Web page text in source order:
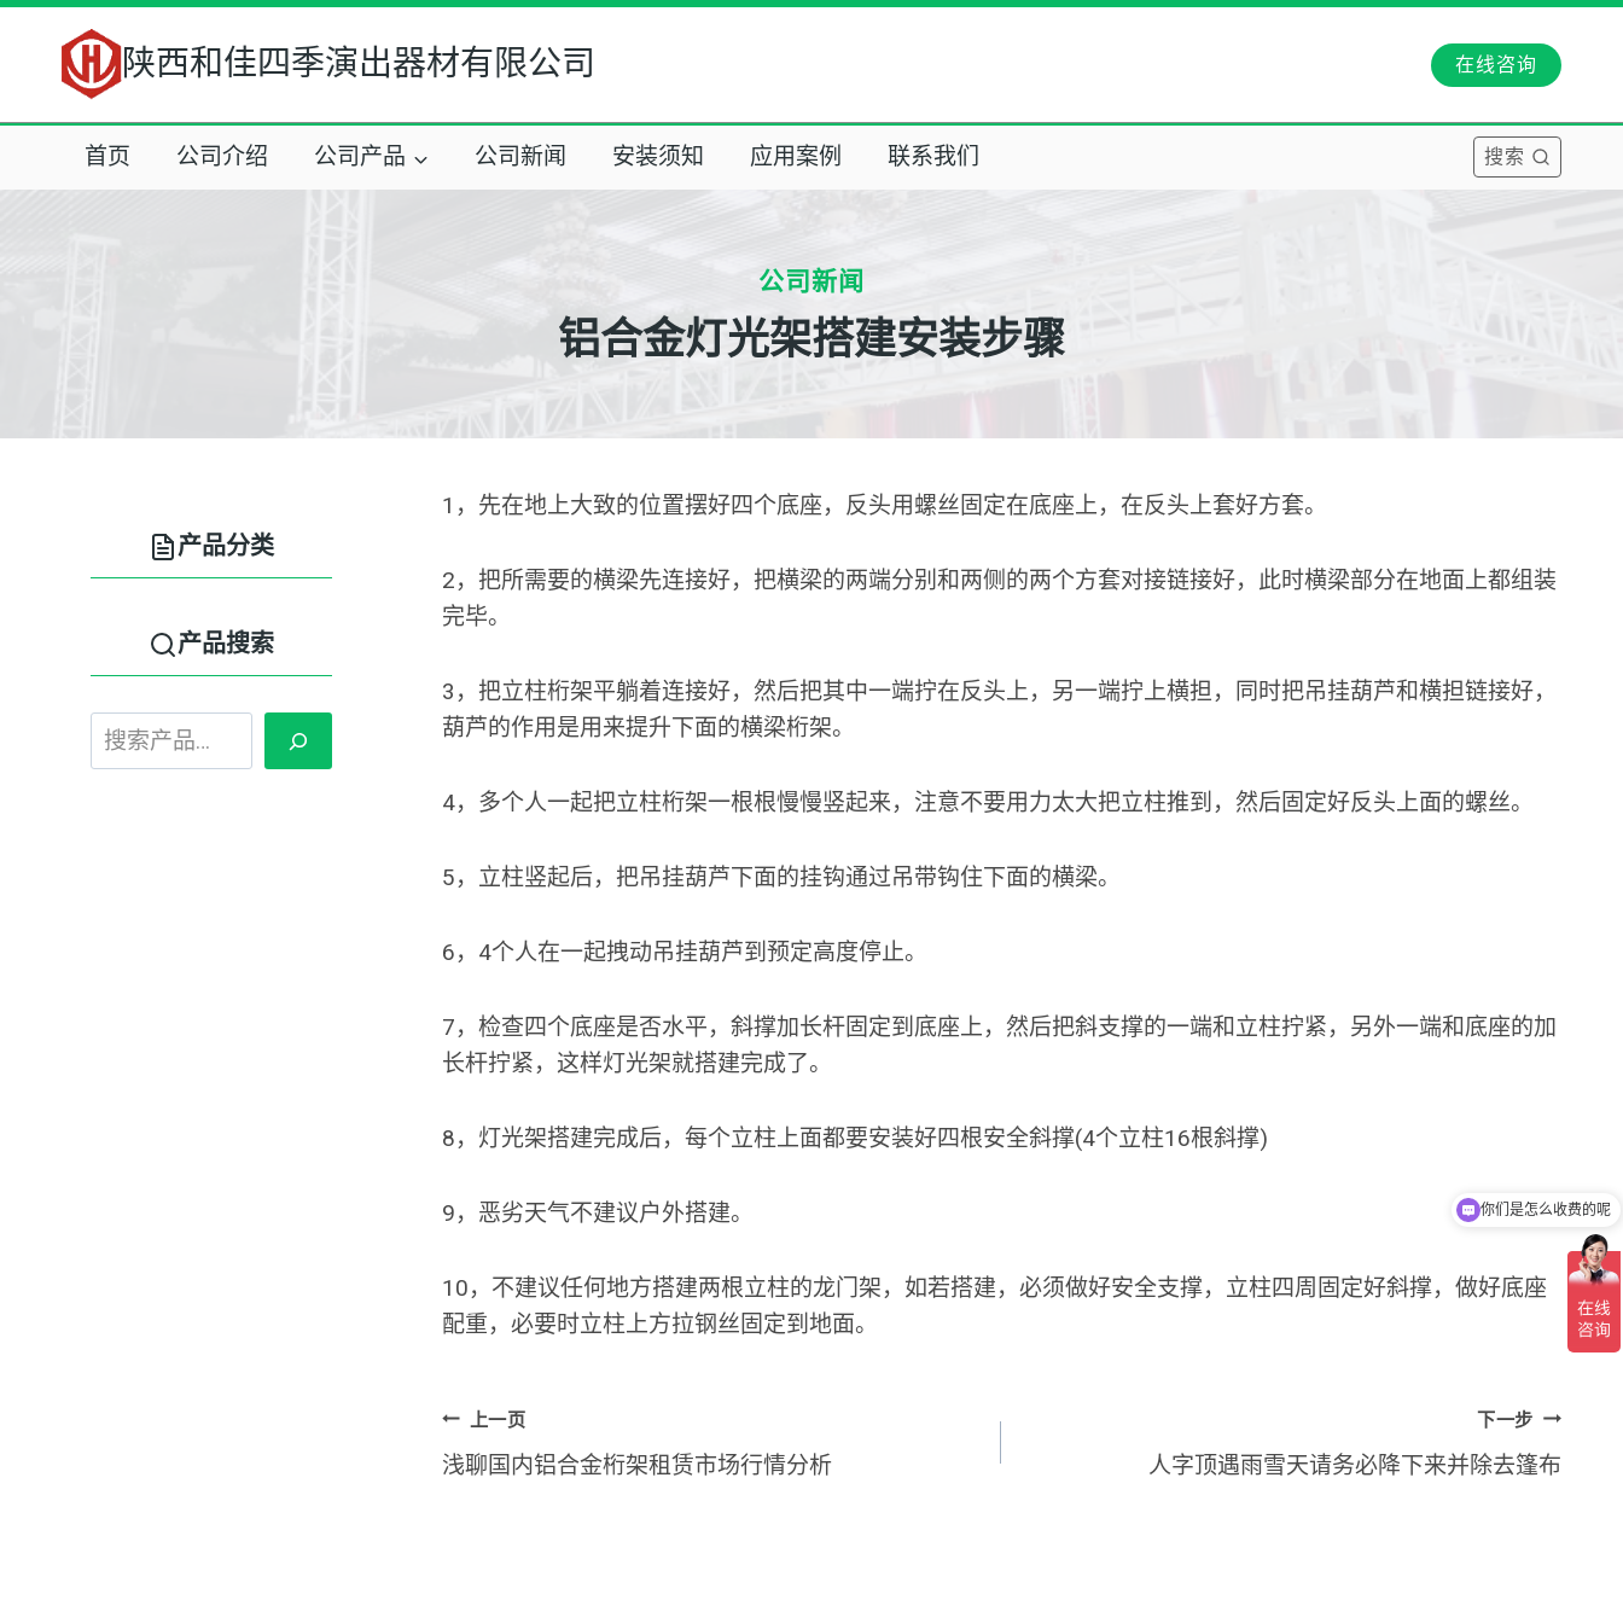
跳
容
陕西和佳四季演出器材有限公司 在线咨询
首页 公司介绍 公司产品 公司新闻 安装须知 应用案例 联系我们 搜索
公司新闻
铝合金灯光架搭建安装步骤
1，先在地上大致的位置摆好四个底座，反头用螺丝固定在底座上，在反头上套好方套。
2，把所需要的横梁先连接好，把横梁的两端分别和两侧的两个方套对接链接好，此时横梁部分在地面上都组装
完毕。
3，把立柱桁架平躺着连接好，然后把其中一端拧在反头上，另一端拧上横担，同时把吊挂葫芦和横担链接好，
葫芦的作用是用来提升下面的横梁桁架。
4，多个人一起把立柱桁架一根根慢慢竖起来，注意不要用力太大把立柱推到，然后固定好反头上面的螺丝。
5，立柱竖起后，把吊挂葫芦下面的挂钩通过吊带钩住下面的横梁。
6，4个人在一起拽动吊挂葫芦到预定高度停止。
7，检查四个底座是否水平，斜撑加长杆固定到底座上，然后把斜支撑的一端和立柱拧紧，另外一端和底座的加
长杆拧紧，这样灯光架就搭建完成了。
8，灯光架搭建完成后，每个立柱上面都要安装好四根安全斜撑(4个立柱16根斜撑)
9，恶劣天气不建议户外搭建。
10，不建议任何地方搭建两根立柱的龙门架，如若搭建，必须做好安全支撑，立柱四周固定好斜撑，做好底座
配重，必要时立柱上方拉钢丝固定到地面。
文
章
上一页
浅聊国内铝合金桁架租赁市场行情分析
下一步
人字顶遇雨雪天请务必降下来并除去篷布
产品分类
产品搜索
品